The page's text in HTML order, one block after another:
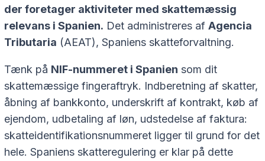
der foretager aktiviteter med skattemæssig
relevans i Spanien. Det administreres af Agencia
Tributaria (AEAT), Spaniens skatteforvaltning.
Tænk på NIF-nummeret i Spanien som dit
skattemæssige fingeraftryk. Indberetning af skatter,
åbning af bankkonto, underskrift af kontrakt, køb af
ejendom, udbetaling af løn, udstedelse af faktura:
skatteidentifikationsnummeret ligger til grund for det
hele. Spaniens skatteregulering er klar på dette